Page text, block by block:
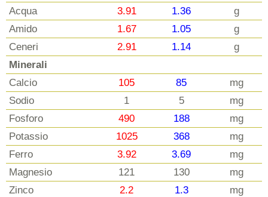
Acqua
3.91 1.36
g
Amido
1.67 1.05
g
Ceneri
2.91 1.14
g
Minerali
Calcio
105 85
mg
Sodio
1 5
mg
Fosforo
490 188
mg
Potassio
1025 368
mg
Ferro
3.92 3.69
mg
Magnesio
121 130
mg
Zinco
2.2 1.3
mg